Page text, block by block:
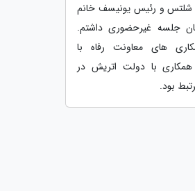
شلتس و رئیس یونیسف خانم
جلسه غیرحضوری داشتم.
های معاونت رفاه با
با دولت اتریش در
بود.